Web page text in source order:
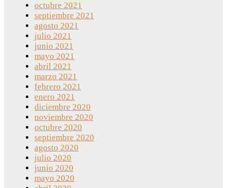
octubre 2021
septiembre 2021
agosto 2021
julio 2021
junio 2021
mayo 2021
abril 2021
marzo 2021
febrero 2021
enero 2021
diciembre 2020
noviembre 2020
octubre 2020
septiembre 2020
agosto 2020
julio 2020
junio 2020
mayo 2020